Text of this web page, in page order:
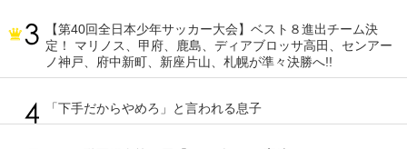
【第40回全日本少年サッカー大会】ベスト８進出チーム決
定！ マリノス、甲府、鹿島、ディアブロッサ高田、センアー
ノ神戸、府中新町、新座片山、札幌が準々決勝へ!!
「下手だからやめろ」と言われる息子